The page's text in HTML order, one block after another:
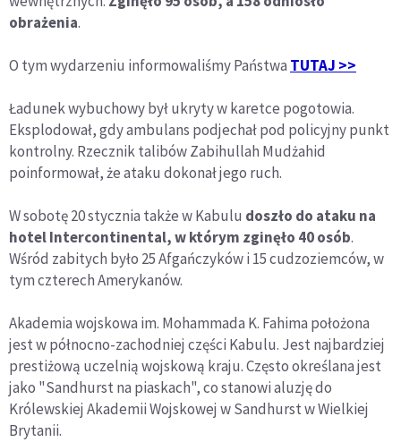
obrażenia.
O tym wydarzeniu informowaliśmy Państwa TUTAJ >>
Ładunek wybuchowy był ukryty w karetce pogotowia.
Eksplodował, gdy ambulans podjechał pod policyjny punkt
kontrolny. Rzecznik talibów Zabihullah Mudżahid
poinformował, że ataku dokonał jego ruch.
W sobotę 20 stycznia także w Kabulu doszło do ataku na
hotel Intercontinental, w którym zginęło 40 osób.
Wśród zabitych było 25 Afgańczyków i 15 cudzoziemców, w
tym czterech Amerykanów.
Akademia wojskowa im. Mohammada K. Fahima położona
jest w północno-zachodniej części Kabulu. Jest najbardziej
prestiżową uczelnią wojskową kraju. Często określana jest
jako "Sandhurst na piaskach", co stanowi aluzję do
Królewskiej Akademii Wojskowej w Sandhurst w Wielkiej
Brytanii.